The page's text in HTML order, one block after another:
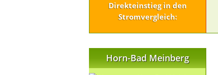
Direkteinstieg in den
Stromvergleich:
Horn-Bad Meinberg